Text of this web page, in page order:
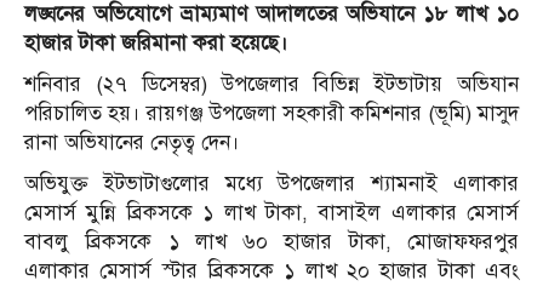
লঙ্ঘনের অভিযোগে ভ্রাম্যমাণ আদালতের অভিযানে ১৮ লাখ ১০
হাজার টাকা জরিমানা করা হয়েছে।
শনিবার (২৭ ডিসেম্বর) উপজেলার বিভিন্ন ইটভাটায় অভিযান
পরিচালিত হয়। রায়গঞ্জ উপজেলা সহকারী কমিশনার (ভূমি) মাসুদ
রানা অভিযানের নেতৃত্ব দেন।
অভিযুক্ত ইটভাটাগুলোর মধ্যে উপজেলার শ্যামনাই এলাকার
মেসার্স মুন্নি ব্রিকসকে ১ লাখ টাকা, বাসাইল এলাকার মেসার্স
বাবলু ব্রিকসকে ১ লাখ ৬০ হাজার টাকা, মোজাফফরপুর
এলাকার মেসার্স স্টার ব্রিকসকে ১ লাখ ২০ হাজার টাকা এবং